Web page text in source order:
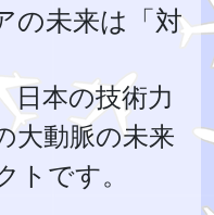
の未来は「対
日本の技術力
大動脈の未来
トです。